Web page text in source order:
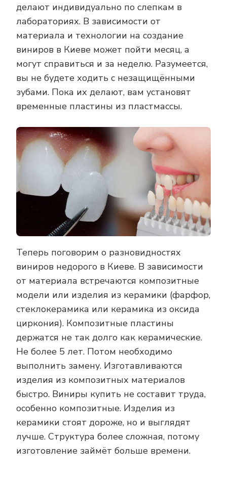
делают индивидуально по слепкам в
лабораториях. В зависимости от
материала и технологии на создание
виниров в Киеве может пойти месяц, а
могут справиться и за неделю. Разумеется,
вы не будете ходить с незащищёнными
зубами. Пока их делают, вам установят
временные пластины из пластмассы.
Теперь поговорим о разновидностях
виниров недорого в Киеве. В зависимости
от материала встречаются композитные
модели или изделия из керамики (фарфор,
стеклокерамика или керамика из оксида
циркония). Композитные пластины
держатся не так долго как керамические.
Не более 5 лет. Потом необходимо
выполнить замену. Изготавливаются
изделия из композитных материалов
быстро. Виниры купить не составит труда,
особенно композитные. Изделия из
керамики стоят дороже, но и выглядят
лучше. Структура более сложная, потому
изготовление займёт больше времени.